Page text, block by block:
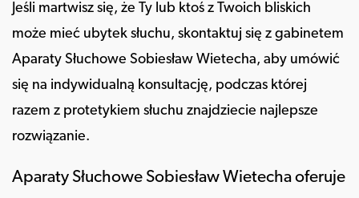
Jeśli martwisz się, że Ty lub ktoś z Twoich bliskich
może mieć ubytek słuchu, skontaktuj się z gabinetem
Aparaty Słuchowe Sobiesław Wietecha, aby umówić
się na indywidualną konsultację, podczas której
razem z protetykiem słuchu znajdziecie najlepsze
rozwiązanie.
Aparaty Słuchowe Sobiesław Wietecha oferuje